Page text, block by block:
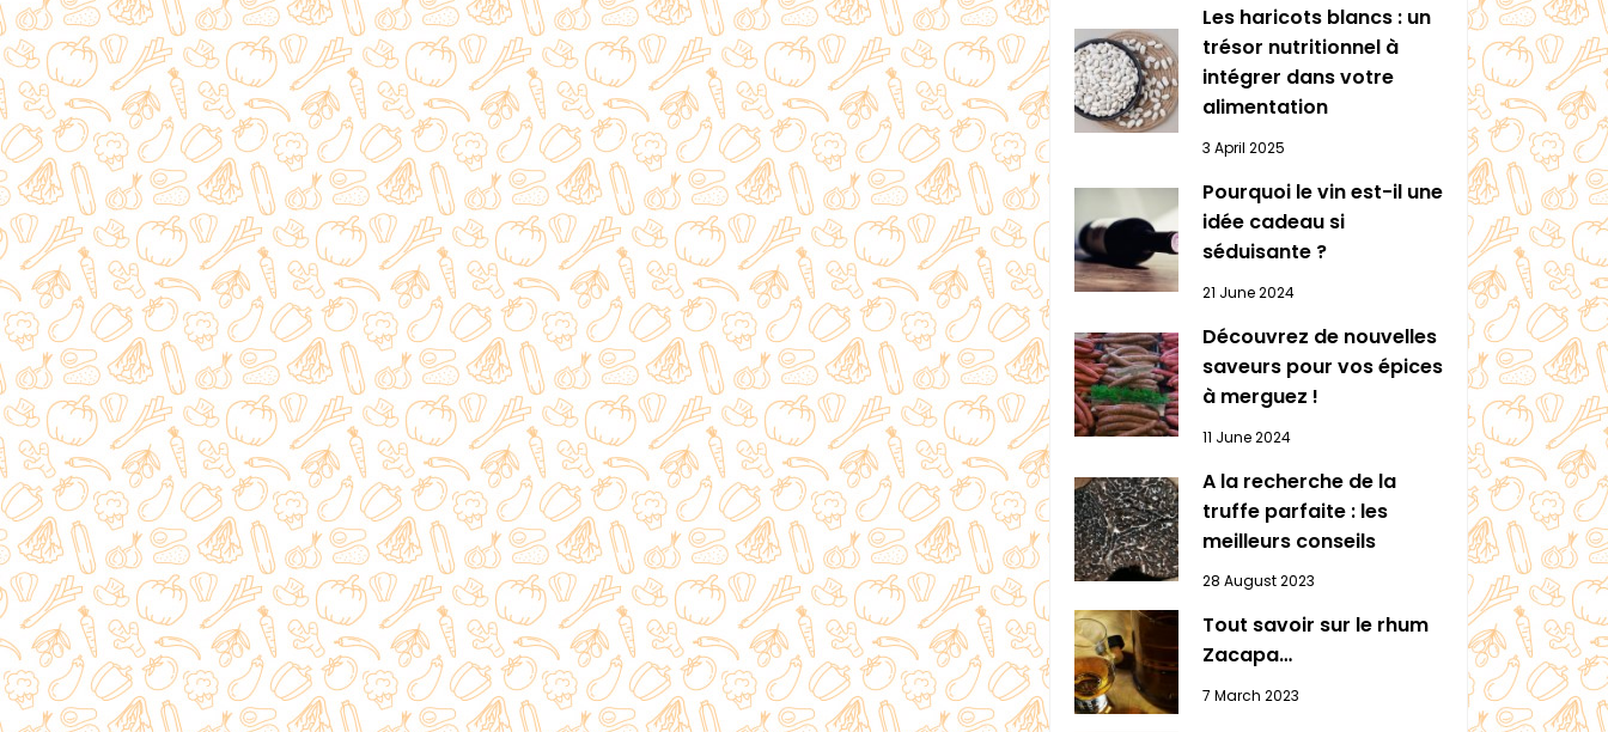
Les haricots blancs : un
trésor nutritionnel à
intégrer dans votre
alimentation
3 April 2025
Pourquoi le vin est-il une
idée cadeau si
séduisante ?
21 June 2024
Découvrez de nouvelles
saveurs pour vos épices
à merguez !
11 June 2024
A la recherche de la
truffe parfaite : les
meilleurs conseils
28 August 2023
Tout savoir sur le rhum
Zacapa…
7 March 2023